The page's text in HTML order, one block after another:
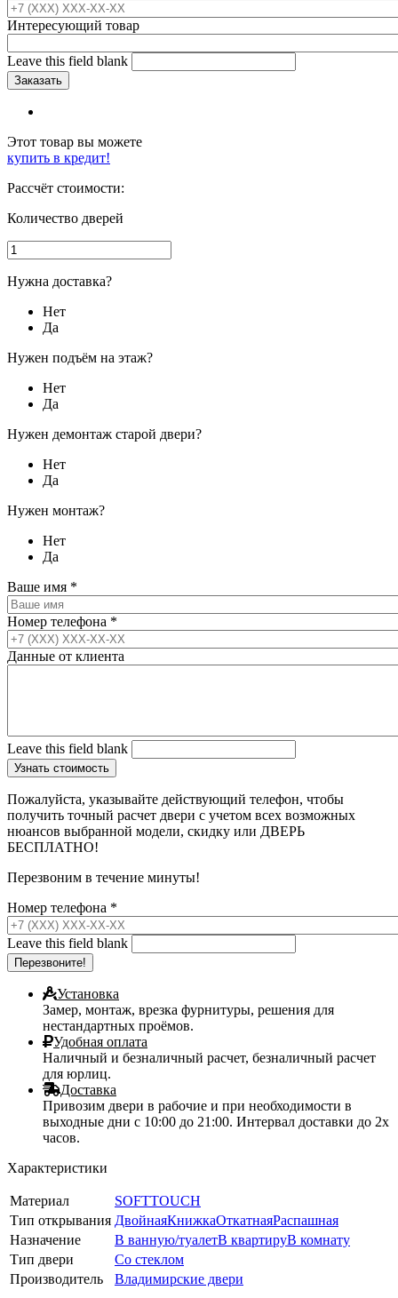
Интересующий товар
Leave this field blank
Этот товар вы можете
купить в кредит!
Рассчёт стоимости:
Количество дверей
Нужна доставка?
Нет
Да
Нужен подъём на этаж?
Нет
Да
Нужен демонтаж старой двери?
Нет
Да
Нужен монтаж?
Нет
Да
Ваше имя *
Номер телефона *
Данные от клиента
Leave this field blank
Пожалуйста, указывайте действующий телефон, чтобы
получить точный расчет двери с учетом всех возможных
нюансов выбранной модели, скидку или ДВЕРЬ
БЕСПЛАТНО!
Перезвоним в течение минуты!
Номер телефона *
Leave this field blank
Установка
Замер, монтаж, врезка фурнитуры, решения для
нестандартных проёмов.
Удобная оплата
Наличный и безналичный расчет, безналичный расчет
для юрлиц.
Доставка
Привозим двери в рабочие и при необходимости в
выходные дни с 10:00 до 21:00. Интервал доставки до 2х
часов.
Характеристики
Материал
SOFTTOUCH
Тип открывания ДвойнаяКнижкаОткатнаяРаспашная
Назначение
В ванную/туалетВ квартируВ комнату
Тип двери
Со стеклом
Производитель
Владимирские двери